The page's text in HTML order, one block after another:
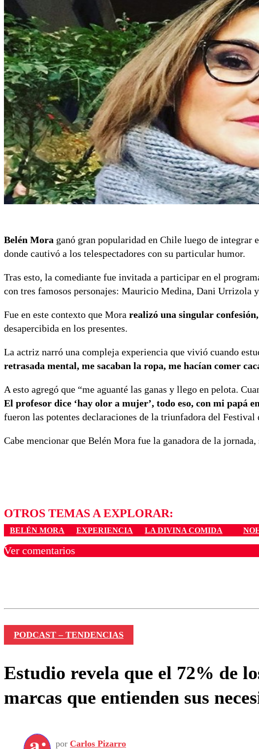
Belén Mora ganó gran popularidad en Chile luego de integrar
donde cautivó a los telespectadores con su particular humor.
Tras esto, la comediante fue invitada a participar en el
con tres famosos personajes: Mauricio Medina, Dani Urrizola
Fue en este contexto que Mora realizó una singular confesión,
desapercibida en los presentes.
La actriz narró una compleja experiencia que vivió cuando
retrasada mental, me sacaban la ropa, me hacían comer
A esto agregó que “me aguanté las ganas y llego en pelota.
El profesor dice ‘hay olor a mujer’, todo eso, con mi papá
fueron las potentes declaraciones de la triunfadora del Festival
Cabe mencionar que Belén Mora fue la ganadora de la
OTROS TEMAS A EXPLORAR:
BELÉN MORA EXPERIENCIA LA DIVINA COMIDA
Ver comentarios
PODCAST – TENDENCIAS
Estudio revela que el 72% de
marcas que entienden sus
por Carlos Pizarro